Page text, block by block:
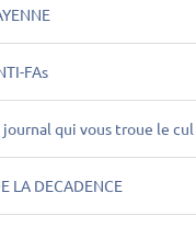
FAs
journal qui vous troue le cul
LA DECADENCE